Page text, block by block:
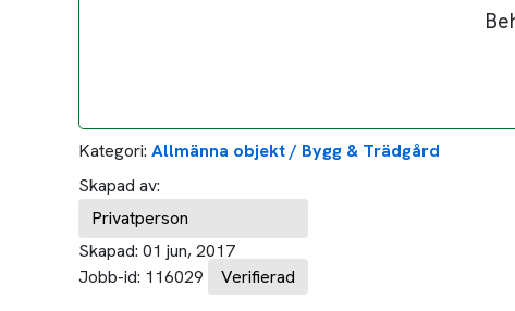
Kategori: Allmänna objekt / Bygg & Trädgård
Skapad av:
Privatperson
Skapad: 01 jun, 2017
Jobb-id: 116029 Verifierad